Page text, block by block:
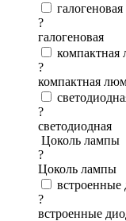
галогеновая
?
галогеновая
компактная
?
компактная
?
светодиодная
Цоколь лампы
?
Цоколь лампы
встроенные
?
встроенные